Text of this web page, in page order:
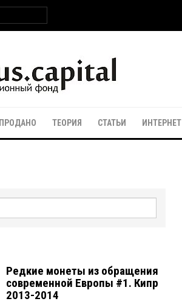
ПРОДАНО ТЕОРИЯ СТАТЬИ ИНТЕРНЕТ
Редкие монеты из обращения
современной Европы #1. Кипр
2013-2014